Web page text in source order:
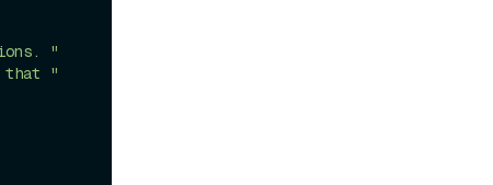
"
that "